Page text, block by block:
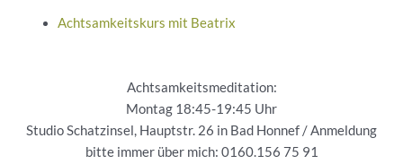
Achtsamkeitskurs mit Beatrix
Achtsamkeitsmeditation:
Montag 18:45-19:45 Uhr
Studio Schatzinsel, Hauptstr. 26 in Bad Honnef / Anmeldung
bitte immer über mich: 0160.156 75 91